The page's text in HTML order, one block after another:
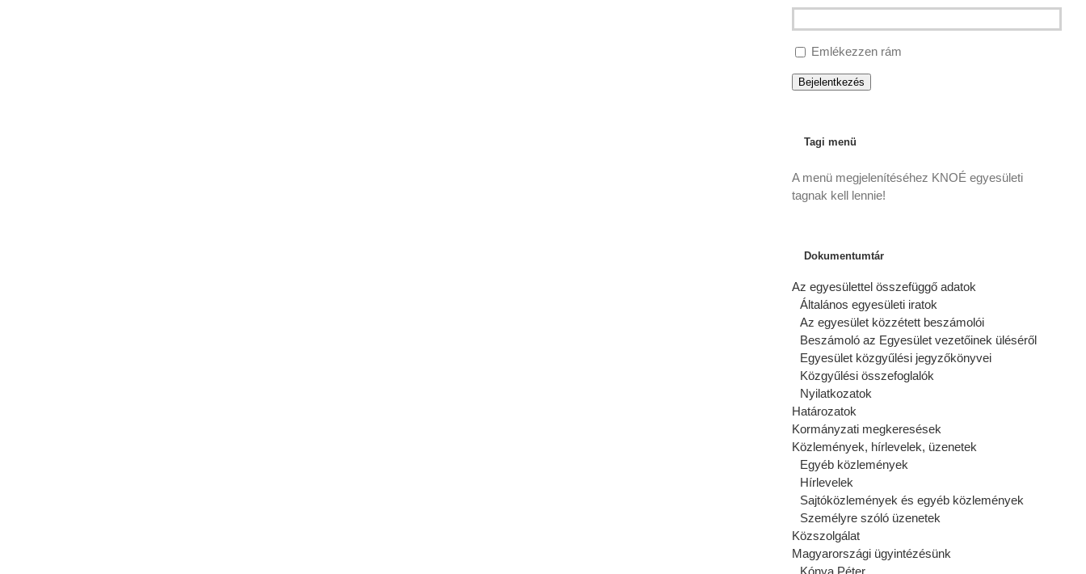
Emlékezzen rám
Bejelentkezés
Tagi menü
A menü megjelenítéséhez KNOÉ egyesületi
tagnak kell lennie!
Dokumentumtár
Az egyesülettel összefüggő adatok
Általános egyesületi iratok
Az egyesület közzétett beszámolói
Beszámoló az Egyesület vezetőinek üléséről
Egyesület közgyűlési jegyzőkönyvei
Közgyűlési összefoglalók
Nyilatkozatok
Határozatok
Kormányzati megkeresések
Közlemények, hírlevelek, üzenetek
Egyéb közlemények
Hírlevelek
Sajtóközlemények és egyéb közlemények
Személyre szóló üzenetek
Közszolgálat
Magyarországi ügyintézésünk
Kónya Péter